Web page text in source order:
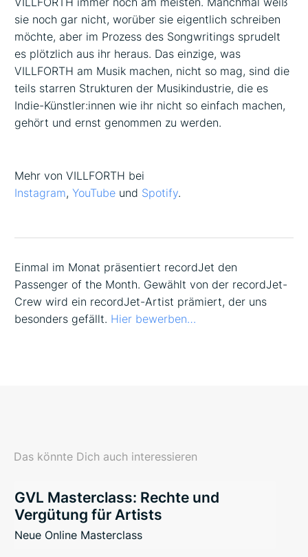
sie noch gar nicht, worüber sie eigentlich schreiben
möchte, aber im Prozess des Songwritings sprudelt
es plötzlich aus ihr heraus. Das einzige, was
VILLFORTH am Musik machen, nicht so mag, sind die
teils starren Strukturen der Musikindustrie, die es
Indie-Künstler:innen wie ihr nicht so einfach machen,
gehört und ernst genommen zu werden.
Mehr von VILLFORTH bei
Instagram,YouTube und Spotify.
Einmal im Monat präsentiert recordJet den
Passenger of the Month. Gewählt von der recordJet-
Crew wird ein recordJet-Artist prämiert, der uns
besonders gefällt. Hier bewerben…
Das könnte Dich auch interessieren
GVL Masterclass: Rechte und
Vergütung für Artists
Neue Online Masterclass